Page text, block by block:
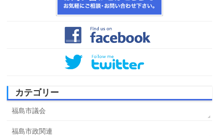
カテゴリー
福島市議会
福島市政関連